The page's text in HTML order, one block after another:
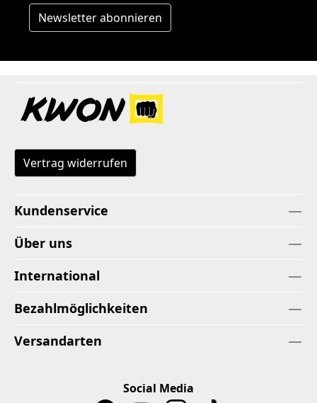
Newsletter abonnieren
Vertrag widerrufen
Kundenservice
Über uns
International
Bezahlmöglichkeiten
Versandarten
Social Media